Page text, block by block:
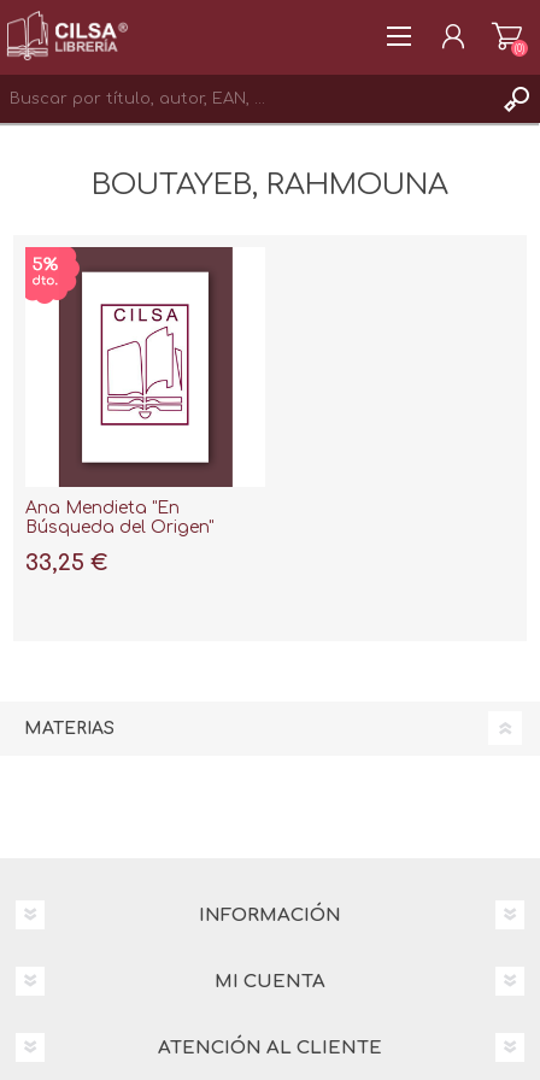
INICIAR SESIÓN
(0)
BOUTAYEB, RAHMOUNA
Ana Mendieta "En
Búsqueda del Origen"
33,25 €
MATERIAS
INFORMACIÓN
MI CUENTA
ATENCIÓN AL CLIENTE